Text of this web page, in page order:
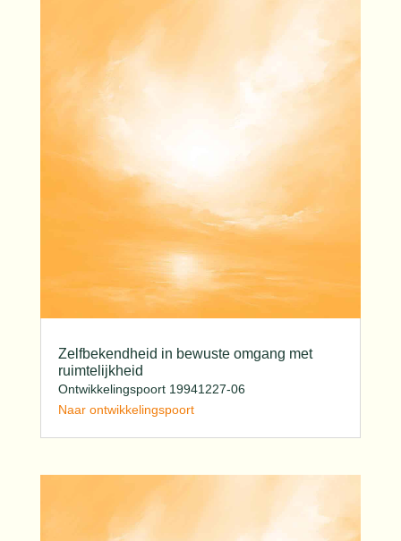
Zelfbekendheid in bewuste omgang met
ruimtelijkheid
Ontwikkelingspoort 19941227-06
Naar ontwikkelingspoort